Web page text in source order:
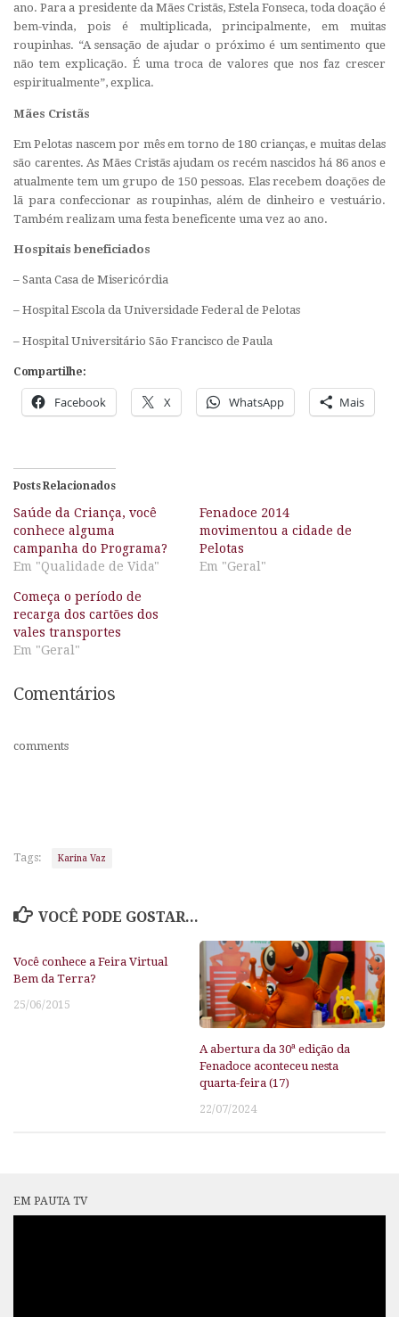
ano. Para a presidente da Mães Cristãs, Estela Fonseca, toda doação é
bem-vinda, pois é multiplicada, principalmente, em muitas
roupinhas. “A sensação de ajudar o próximo é um sentimento que
não tem explicação. É uma troca de valores que nos faz crescer
espiritualmente”, explica.
Mães Cristãs
Em Pelotas nascem por mês em torno de 180 crianças, e muitas delas
são carentes. As Mães Cristãs ajudam os recém nascidos há 86 anos e
atualmente tem um grupo de 150 pessoas. Elas recebem doações de
lã para confeccionar as roupinhas, além de dinheiro e vestuário.
Também realizam uma festa beneficente uma vez ao ano.
Hospitais beneficiados
– Santa Casa de Misericórdia
– Hospital Escola da Universidade Federal de Pelotas
– Hospital Universitário São Francisco de Paula
Compartilhe:
Facebook X WhatsApp Mais
Posts Relacionados
Saúde da Criança, você
conhece alguma
campanha do Programa?
Em "Qualidade de Vida"
Fenadoce 2014
movimentou a cidade de
Pelotas
Em "Geral"
Começa o período de
recarga dos cartões dos
vales transportes
Em "Geral"
Comentários
comments
Tags: Karina Vaz
VOCÊ PODE GOSTAR...
Você conhece a Feira Virtual
Bem da Terra?
25/06/2015
A abertura da 30ª edição da
Fenadoce aconteceu nesta
quarta-feira (17)
22/07/2024
EM PAUTA TV